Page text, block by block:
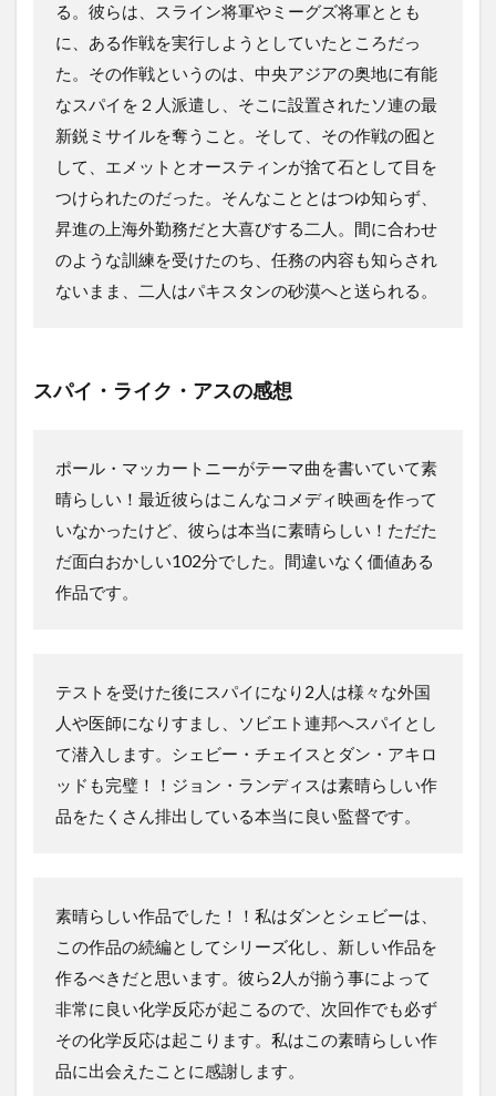
る。彼らは、スライン将軍やミーグズ将軍ととも
に、ある作戦を実行しようとしていたところだっ
た。その作戦というのは、中央アジアの奥地に有能
なスパイを２人派遣し、そこに設置されたソ連の最
新鋭ミサイルを奪うこと。そして、その作戦の囮と
して、エメットとオースティンが捨て石として目を
つけられたのだった。そんなこととはつゆ知らず、
昇進の上海外勤務だと大喜びする二人。間に合わせ
のような訓練を受けたのち、任務の内容も知らされ
ないまま、二人はパキスタンの砂漠へと送られる。
スパイ・ライク・アスの感想
ポール・マッカートニーがテーマ曲を書いていて素
晴らしい！最近彼らはこんなコメディ映画を作って
いなかったけど、彼らは本当に素晴らしい！ただた
だ面白おかしい102分でした。間違いなく価値ある
作品です。
テストを受けた後にスパイになり2人は様々な外国
人や医師になりすまし、ソビエト連邦へスパイとし
て潜入します。シェビー・チェイスとダン・アキロ
ッドも完璧！！ジョン・ランディスは素晴らしい作
品をたくさん排出している本当に良い監督です。
素晴らしい作品でした！！私はダンとシェビーは、
この作品の続編としてシリーズ化し、新しい作品を
作るべきだと思います。彼ら2人が揃う事によって
非常に良い化学反応が起こるので、次回作でも必ず
その化学反応は起こります。私はこの素晴らしい作
品に出会えたことに感謝します。